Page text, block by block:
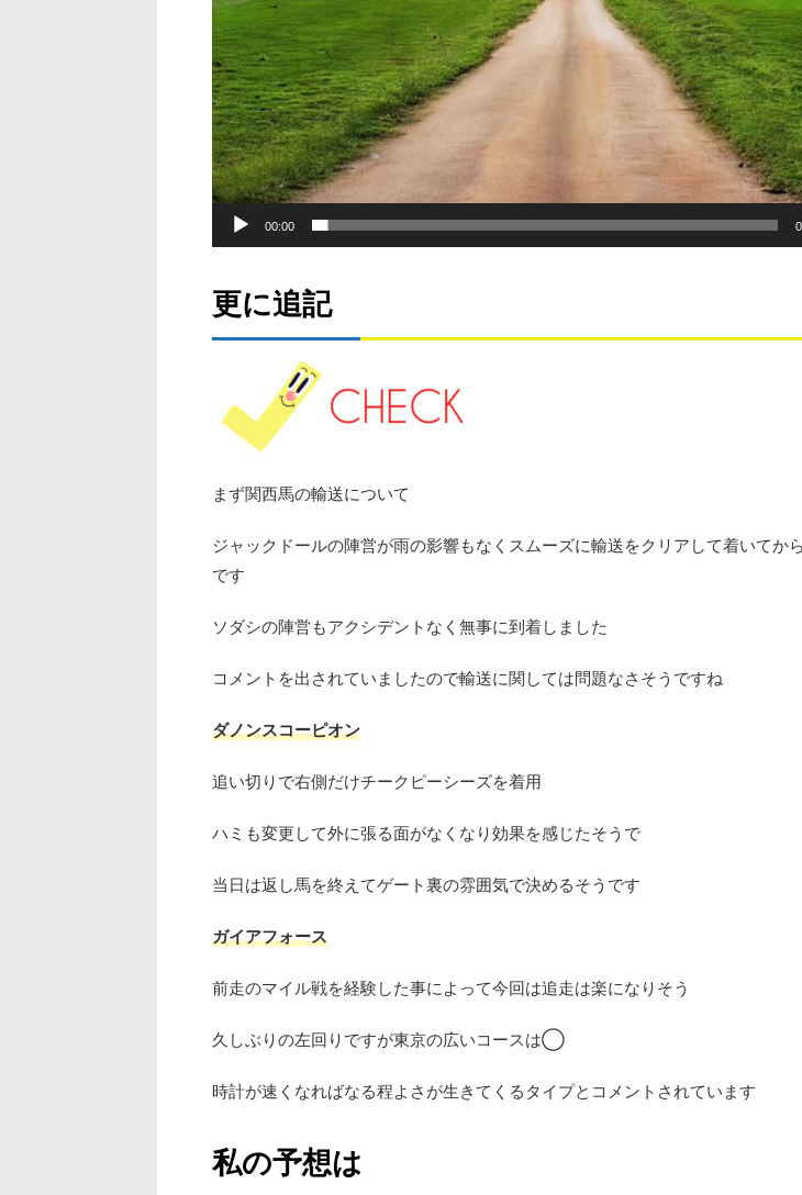
00:00
更に追記
まず関西馬の輸送について
ジャックドールの陣営が雨の影響もなくスムーズに輸送をクリアして着いてか
です
ソダシの陣営もアクシデントなく無事に到着しました
コメントを出されていましたので輸送に関しては問題なさそうですね
ダノンスコーピオン
追い切りで右側だけチークピーシーズを着用
ハミも変更して外に張る面がなくなり効果を感じたそうで
当日は返し馬を終えてゲート裏の雰囲気で決めるそうです
ガイアフォース
前走のマイル戦を経験した事によって今回は追走は楽になりそう
久しぶりの左回りですが東京の広いコースは◯
時計が速くなればなる程よさが生きてくるタイプとコメントされています
私の予想は